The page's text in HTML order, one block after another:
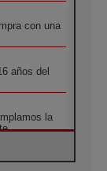
con una
años del
la
la Madre